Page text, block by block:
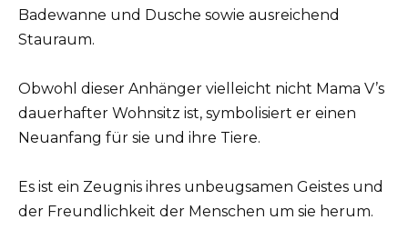
Badewanne und Dusche sowie ausreichend
Stauraum.
Obwohl dieser Anhänger vielleicht nicht Mama V’s
dauerhafter Wohnsitz ist, symbolisiert er einen
Neuanfang für sie und ihre Tiere.
Es ist ein Zeugnis ihres unbeugsamen Geistes und
der Freundlichkeit der Menschen um sie herum.